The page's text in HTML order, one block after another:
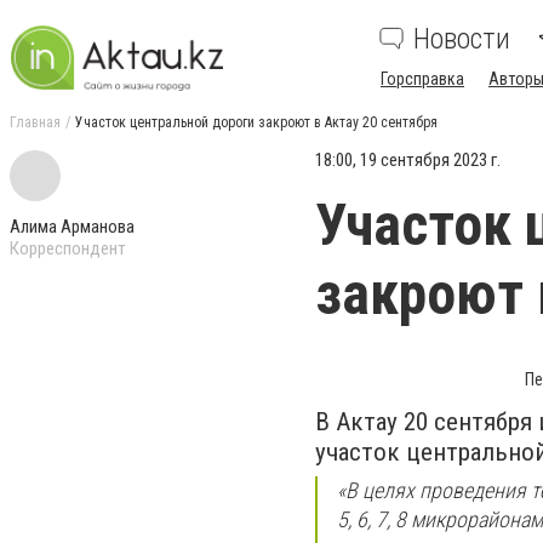
Новости
Горсправка
Главная Участок центральной дороги закроют в Актау 20 сентября
Алима Арманова
Корреспондент
18:00, 19 сентября 2023 г.
Участок
закроют
В Актау 20
участок
«В целях проведения
5, 6, 7, 8